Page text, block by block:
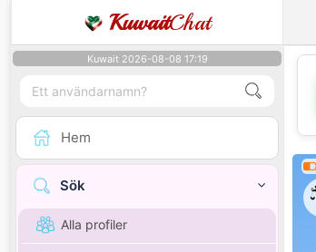
KuwaitChat
Kuwait 2026-08-08 17:19
Hem
Sök
Alla profiler